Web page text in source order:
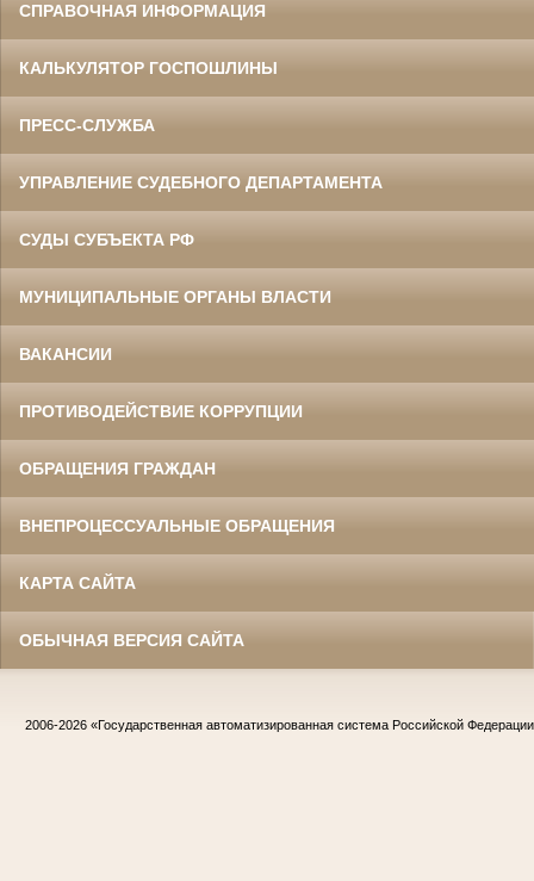
СПРАВОЧНАЯ ИНФОРМАЦИЯ
КАЛЬКУЛЯТОР ГОСПОШЛИНЫ
ПРЕСС-СЛУЖБА
УПРАВЛЕНИЕ СУДЕБНОГО ДЕПАРТАМЕНТА
СУДЫ СУБЪЕКТА РФ
МУНИЦИПАЛЬНЫЕ ОРГАНЫ ВЛАСТИ
ВАКАНСИИ
ПРОТИВОДЕЙСТВИЕ КОРРУПЦИИ
ОБРАЩЕНИЯ ГРАЖДАН
ВНЕПРОЦЕССУАЛЬНЫЕ ОБРАЩЕНИЯ
КАРТА САЙТА
ОБЫЧНАЯ ВЕРСИЯ САЙТА
2006-2026 «Государственная автоматизированная система Российской